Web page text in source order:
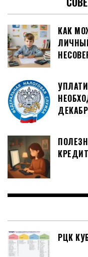
КАК
РЦК